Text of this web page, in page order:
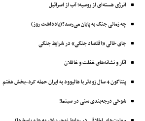
انرژی هسته‌ای از روسیه؛ آب از اسرائیل
چه زمانی جنگ به پایان می‌رسد؟(یادداشت روز)
جای خالی «اقتصاد جنگی» در شرایط جنگی
آثار و نشانه‌های غفلت و غافلان
پنتاگون 4 سال زودتر با ‌هالیوود به ایران حمله کرد-بخش هفتم
شوخی درجه‌بندی سنی در سینما!